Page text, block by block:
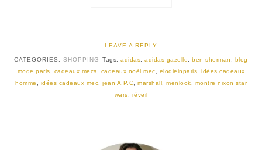
LEAVE A REPLY
CATEGORIES:SHOPPING Tags:adidas ,adidas gazelle ,ben sherman
blog
mode paris
cadeaux mecs cadeaux noël mec elodieinparis
idées cadeaux
homme
idées cadeaux mec jean A.P.C marshall menlook
montre nixon star
wars
réveil